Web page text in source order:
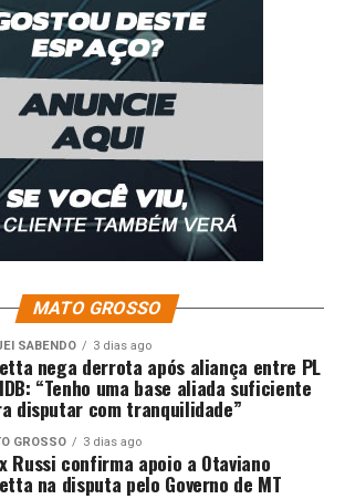
MT
APREENDE DOIS DROGAS
HOMENS
POLICIA-MT POR
PRENDE
Jesus do Araguaia
no Maracanã e se despede da
Copa de 2026
MATO GROSSO
SABENDO 3 dias ago
nega derrota após aliança entre PL
“Tenho uma base aliada suficiente
disputar com tranquilidade”
GROSSO 3 dias ago
Russi confirma apoio a Otaviano
na disputa pelo Governo de MT